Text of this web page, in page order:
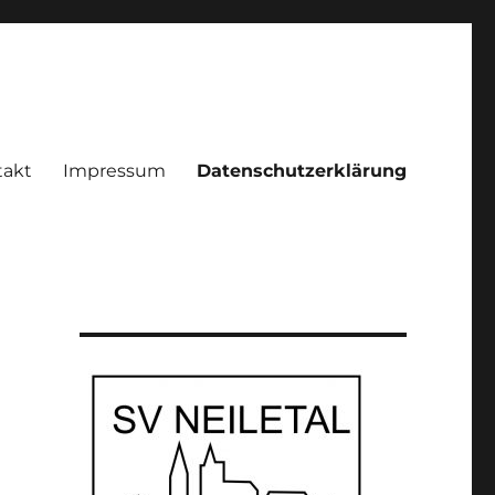
Impressum Datenschutzerklärung